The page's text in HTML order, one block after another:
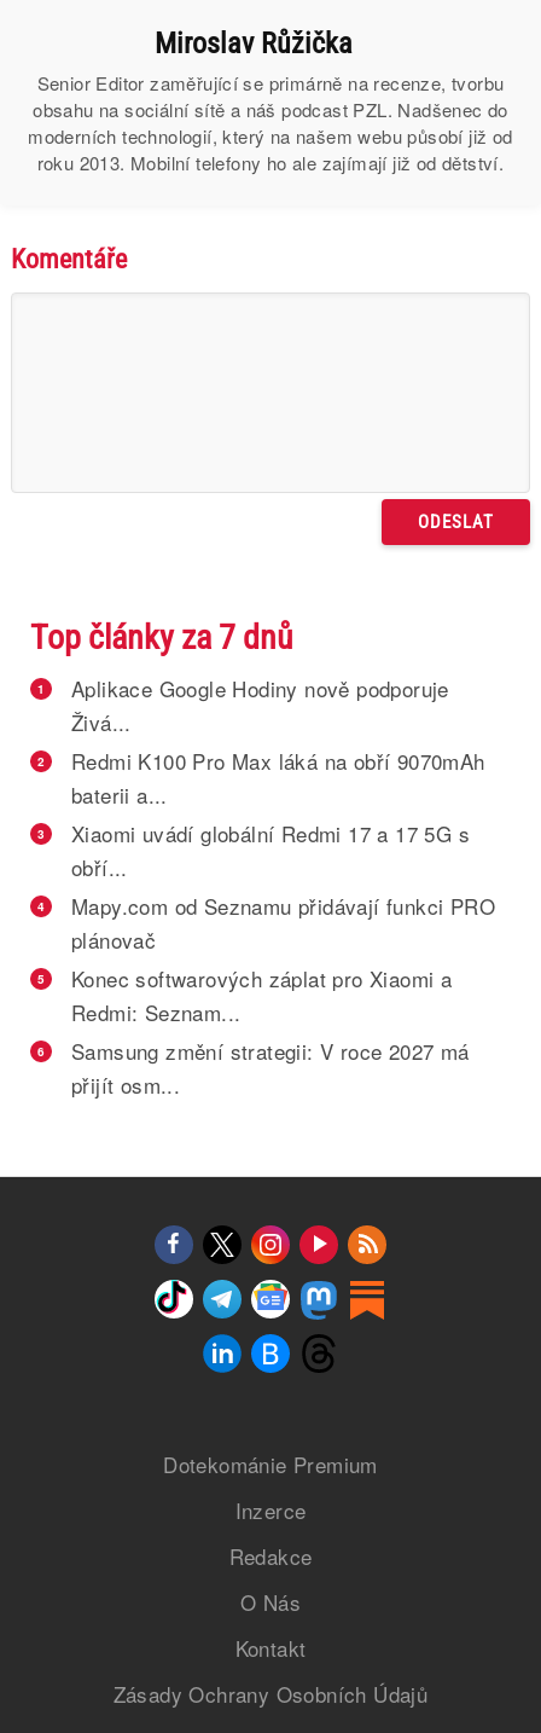
Miroslav Růžička
Senior Editor zaměřující se primárně na recenze, tvorbu
obsahu na sociální sítě a náš podcast PZL. Nadšenec do
moderních technologií, který na našem webu působí již od
roku 2013. Mobilní telefony ho ale zajímají již od dětství.
Komentáře
Top články za 7 dnů
1
Aplikace Google Hodiny nově podporuje
Živá...
2
Redmi K100 Pro Max láká na obří 9070mAh
baterii a...
3
Xiaomi uvádí globální Redmi 17 a 17 5G s
obří...
4
Mapy.com od Seznamu přidávají funkci PRO
plánovač
5
Konec softwarových záplat pro Xiaomi a
Redmi: Seznam...
6
Samsung změní strategii: V roce 2027 má
přijít osm...
Dotekománie Premium
Inzerce
Redakce
O Nás
Kontakt
Zásady Ochrany Osobních Údajů